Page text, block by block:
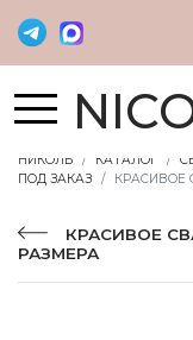
НИКОЛЬ КАТАЛОГ
ПОД ЗАКАЗ
КРАСИВОЕ
КРАСИВОЕ
РАЗМЕРА